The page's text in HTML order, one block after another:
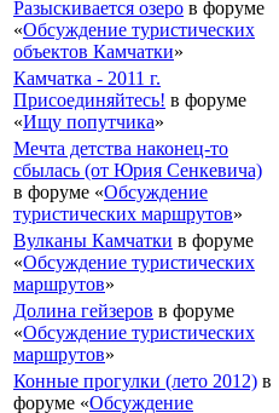
Разыскивается озеро в форуме
«Обсуждение туристических
объектов Камчатки»
Камчатка - 2011 г.
Присоединяйтесь! в форуме
«Ищу попутчика»
Мечта детства наконец-то
сбылась (от Юрия Сенкевича)
в форуме «Обсуждение
туристических маршрутов»
Вулканы Камчатки в форуме
«Обсуждение туристических
маршрутов»
Долина гейзеров в форуме
«Обсуждение туристических
маршрутов»
Конные прогулки (лето 2012) в
форуме «Обсуждение